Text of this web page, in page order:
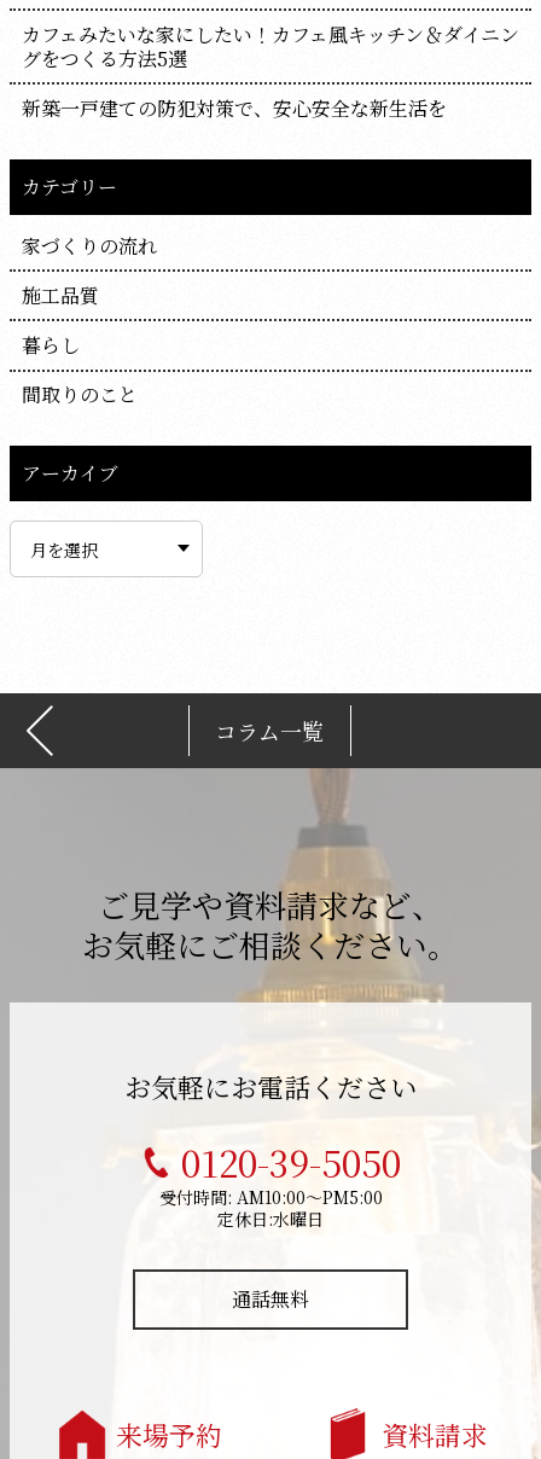
カフェみたいな家にしたい！カフェ風キッチン＆ダイニン
グをつくる方法5選
新築一戸建ての防犯対策で、安心安全な新生活を
カテゴリー
家づくりの流れ
施工品質
暮らし
間取りのこと
アーカイブ
イ
コラム一覧
ご見学や資料請求など、
お気軽にご相談ください。
お気軽にお電話ください
0120-39-5050
受付時間: AM10:00～PM5:00
定休日:水曜日
通話無料
来場予約 資料請求